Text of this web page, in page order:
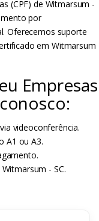
(CPF) de Witmarsum -
por
Oferecemos suporte
em Witmarsum
Empresas
videoconferência.
A1 ou A3.
- SC.